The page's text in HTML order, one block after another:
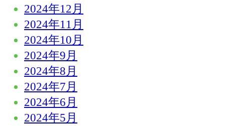
2024年12月
2024年11月
2024年10月
2024年9月
2024年8月
2024年7月
2024年6月
2024年5月